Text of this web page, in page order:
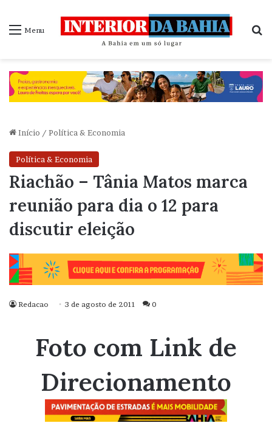
Menu
Início / Política & Economia
Política & Economia
Riachão – Tânia Matos marca
reunião para dia o 12 para
discutir eleição
Redacao 3 de agosto de 2011 0
Foto com Link de
Direcionamento